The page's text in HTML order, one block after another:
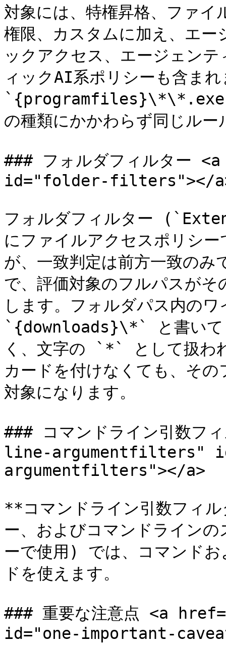
対象には、特権昇格、ファ
権限、カスタムに加え、エ
ックアクセス、エージェン
ィックAI系ポリシーも含ま
`{programfiles}\*\*.exe`
の種類にかかわらず同じルー
### フォルダフィルタ
id="folder-filters"></
フォルダフィルター
にファイルアクセスポリシ
が、一致判定は前方一致の
で、評価対象のフルパスが
します。フォルダパス内の
`{downloads}\*` と書いて
く、文字の `*` として扱わ
カードを付けなくても、そ
対象になります。
### コマンドライン引数フ
line-argumentfilters"
argumentfilters"></a>
**コマンドライン引数フィ
ー、およびコマンドライン
ーで使用) では、コマンドお
ドを使えます。
### 重要な注意点 <a
id="one-important-